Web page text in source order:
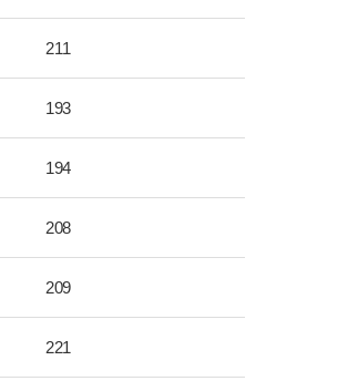
211
193
194
208
209
221